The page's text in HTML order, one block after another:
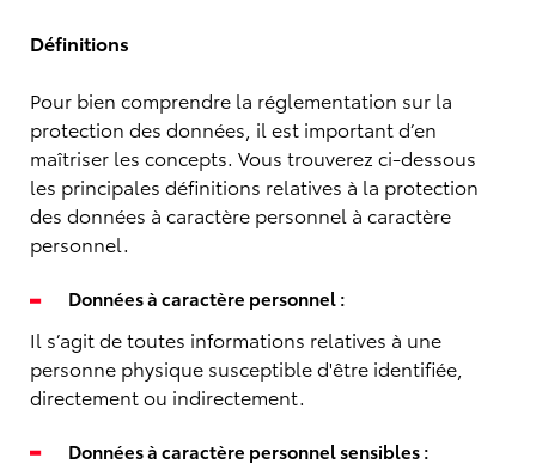
Définitions
Pour bien comprendre la réglementation sur la
protection des données, il est important d’en
maîtriser les concepts. Vous trouverez ci-dessous
les principales définitions relatives à la protection
des données à caractère personnel à caractère
personnel.
Données à caractère personnel :
Il s’agit de toutes informations relatives à une
personne physique susceptible d'être identifiée,
directement ou indirectement.
Données à caractère personnel sensibles :